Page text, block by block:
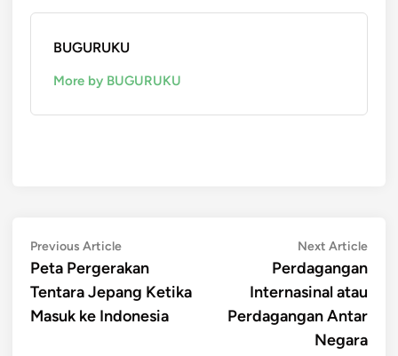
BUGURUKU
More by BUGURUKU
Post
navigation
Previous ArticlePrevious
article:
Peta Pergerakan
Tentara Jepang Ketika
Masuk ke Indonesia
Next ArticleNext
Perdagangan
Internasinal atau
Perdagangan Antar
Negara